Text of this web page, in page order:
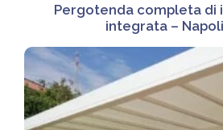
Pergotenda completa di
integrata –